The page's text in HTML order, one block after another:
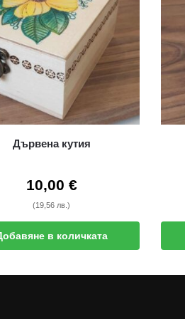
Дървена кутия
10,00 €
(19,56 лв.)
в количката